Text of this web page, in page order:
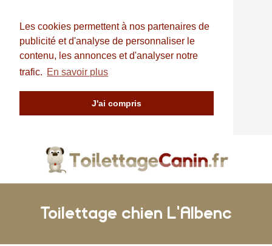
Les cookies permettent à nos partenaires de
publicité et d'analyse de personnaliser le
contenu, les annonces et d'analyser notre
trafic. En savoir plus
J'ai compris
Toilettage chien L'Albenc